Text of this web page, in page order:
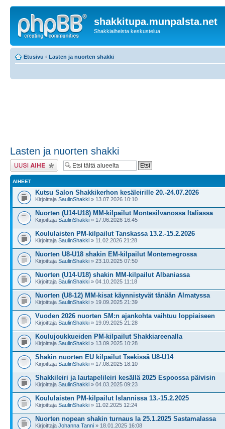
shakkitupa.munpalsta.net
Shakkiaiheista keskustelua
Etusivu ‹ Lasten ja nuorten shakki
Lasten ja nuorten shakki
Lähetä uusi viesti
AIHEET
Kutsu Salon Shakkikerhon kesäleirille 20.-24.07.2026
Kirjoittaja SaulinShakki » 13.07.2026 10:10
Nuorten (U14-U18) MM-kilpailut Montesilvanossa Italiassa
Kirjoittaja SaulinShakki » 17.06.2026 16:45
Koululaisten PM-kilpailut Tanskassa 13.2.-15.2.2026
Kirjoittaja SaulinShakki » 11.02.2026 21:28
Nuorten U8-U18 shakin EM-kilpailut Montemegrossa
Kirjoittaja SaulinShakki » 23.10.2025 07:50
Nuorten (U14-U18) shakin MM-kilpailut Albaniassa
Kirjoittaja SaulinShakki » 04.10.2025 11:18
Nuorten (U8-12) MM-kisat käynnistyvät tänään Almatyssa
Kirjoittaja SaulinShakki » 19.09.2025 21:39
Vuoden 2026 nuorten SM:n ajankohta vaihtuu loppiaiseen
Kirjoittaja SaulinShakki » 19.09.2025 21:28
Koulujoukkueiden PM-kilpailut Shakkiareenalla
Kirjoittaja SaulinShakki » 13.09.2025 10:28
Shakin nuorten EU kilpailut Tsekissä U8-U14
Kirjoittaja SaulinShakki » 17.08.2025 18:10
Shakkileiri ja lautapelileiri kesällä 2025 Espoossa päivisin
Kirjoittaja SaulinShakki » 04.03.2025 09:23
Koululaisten PM-kilpailut Islannissa 13.-15.2.2025
Kirjoittaja SaulinShakki » 11.02.2025 12:24
Nuorten nopean shakin turnaus la 25.1.2025 Sastamalassa
Kirjoittaja Johanna Tanni » 18.01.2025 16:08